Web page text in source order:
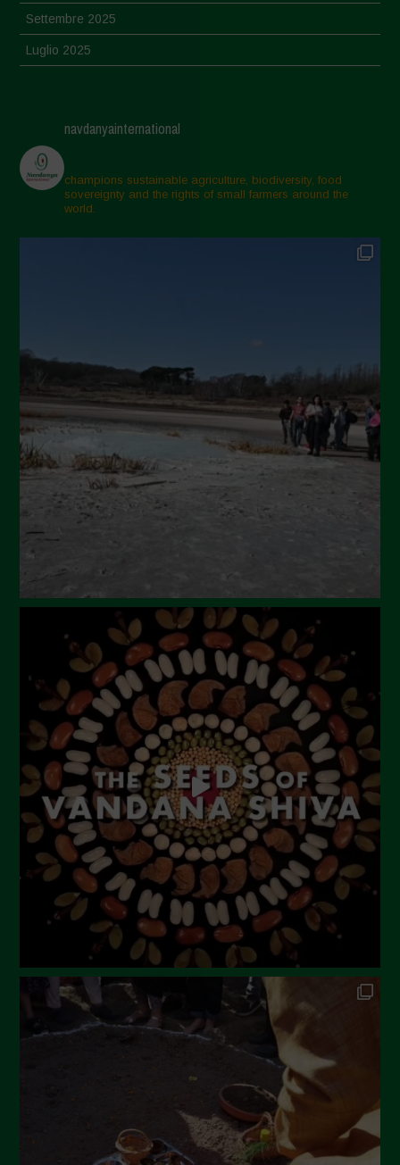
Settembre 2025
Luglio 2025
Aprile 2025
Marzo 2025
Febbraio 2025
Gennaio 2025
Settembre 2024
Luglio 2024
Maggio 2024
Aprile 2024
Marzo 2024
Febbraio 2024
Ottobre 2023
Settembre 2023
Agosto 2023
Luglio 2023
Giugno 2023
Maggio 2023
Aprile 2023
Marzo 2023
Febbraio 2023
Dicembre 2022
Novembre 2022
Ottobre 2022
Settembre 2022
navdanyainternational
champions sustainable agriculture, biodiversity, food
sovereignty and the rights of small farmers around the
world.